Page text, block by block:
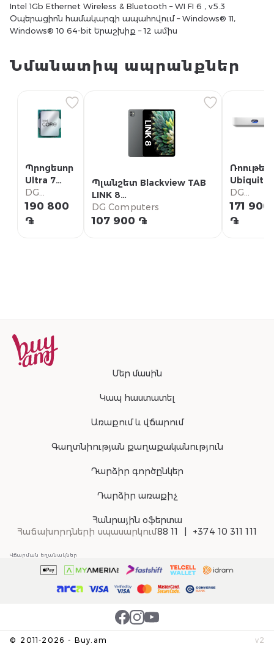
Intel 1Gb Ethernet Wireless & Bluetooth – WI FI 6 , v5.3
Օպերացիոն համակարգի ապահովում – Windows® 11,
Windows® 10 64-bit Երաշխիք – 12 ամիս
Նմանատիպ ապրանքներ
Պրոցեսոր
Ultra 7
270K
DG
Computers
190 800
֏
Պլանշետ Blackview TAB
LINK 8
MT8781/6+12GB/SSD256GB
DG Computers
107 900 ֏
Ռոութեր
Ubiquiti
UniFi
Cloud
Gateway
DG
171 900
֏
Մեր մասին
Կապ հաստատել
Առաքում և վճարում
Գաղտնիության քաղաքականություն
Դարձիր գործընկեր
Դարձիր առաքիչ
Հանրային օֆերտա
Հաճախորդների սպասարկում88 11 +374 10 311 111
© 2011-2026 - Buy.am v2
Վճարման եղանակներ